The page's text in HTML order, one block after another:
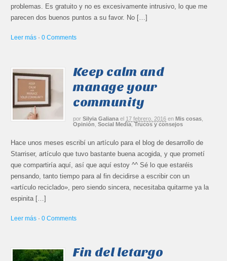
problemas. Es gratuito y no es excesivamente intrusivo, lo que me
parecen dos buenos puntos a su favor. No […]
Leer más ·0 Comments
Keep calm and
manage your
community
por Silvia Galiana el 17 febrero, 2016 en Mis cosas
Opinión ,Social Media,Trucos y consejos
Hace unos meses escribí un artículo para el blog de desarrollo de
Starriser, artículo que tuvo bastante buena acogida, y que prometí
que compartiría aquí, así que aquí estoy ^^ Sé lo que estaréis
pensando, tanto tiempo para al fin decidirse a escribir con un
«artículo reciclado», pero siendo sincera, necesitaba quitarme ya la
espinita […]
Leer más ·0 Comments
Fin del letargo